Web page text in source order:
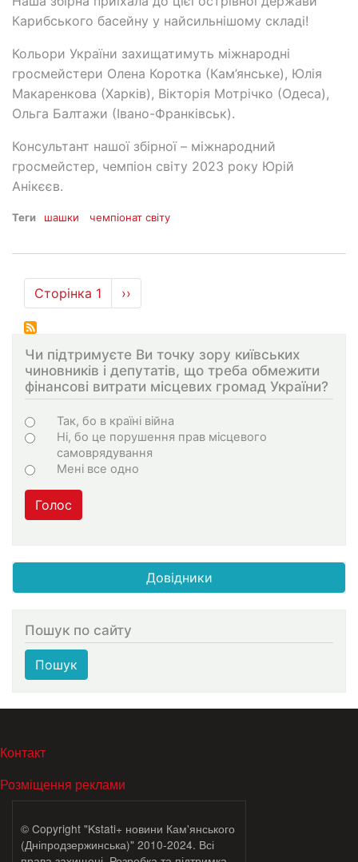
Карибського басейну у найсильнішому складі!
Кольори України захищатимуть міжнародні
гросмейстери Олена Коротка (Кам’янське), Юлія
Макаренкова (Харків), Вікторія Мотрічко (Одеса),
Ольга Балтажи (Івано-Франківськ).
Консультант нашої збірної – міжнародний
гросмейстер, чемпіон світу 2023 року Юрій
Анікєєв.
Теги шашки чемпіонат світу
Розбивка
на
сторінки
Сторінка 1
Наступна
сторінка
››
Чи підтримуєте Ви точку зору київських
чиновників і депутатів, що треба обмежити
фінансові витрати місцевих громад України?
Варіанти
Так, бо в країні війна
Ні, бо це порушення прав місцевого
самоврядування
Мені все одно
Голос
Довідники
Пошук по сайту
Пошук
МЕНЮ В ПОДВАЛЕ
Контакт
Розміщення реклами
© Copyright "Kstati+ новини Кам'янського
(Дніпродзержинська)" 2010-2024. Всі